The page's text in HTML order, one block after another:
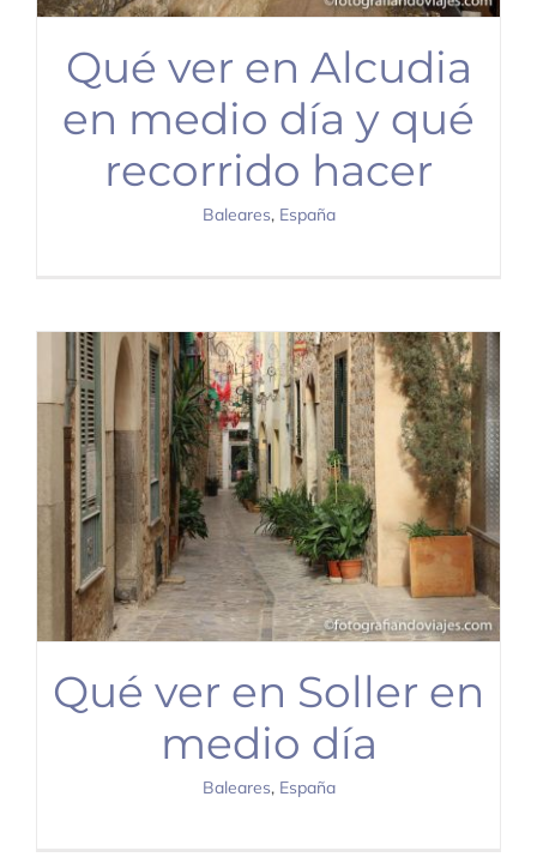
Qué ver en Alcudia
en medio día y qué
recorrido hacer
Baleares, España
Qué ver en Soller en
medio día
Baleares, España